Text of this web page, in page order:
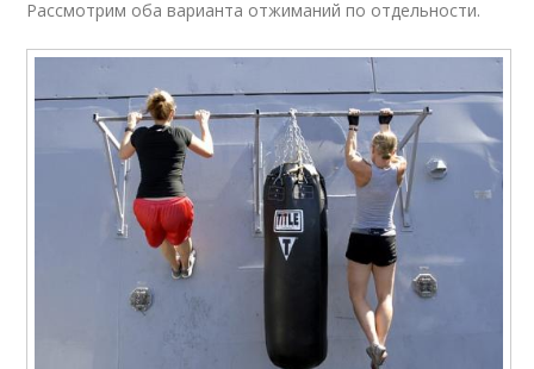
Рассмотрим оба варианта отжиманий по отдельности.